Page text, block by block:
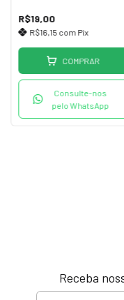
Cromada
R$19,00
R$16,15 com Pix
COMPRAR
Consulte-nos
pelo WhatsApp
Receba